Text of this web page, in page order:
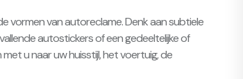
vormen van autoreclame. Denk aan subtiele
autostickers of een gedeeltelijke of
u naar uw huisstijl, het voertuig, de